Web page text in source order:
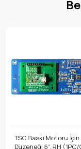
TSC Baskı Motoru İçin
Düzeneği 6”, RH (1PC/